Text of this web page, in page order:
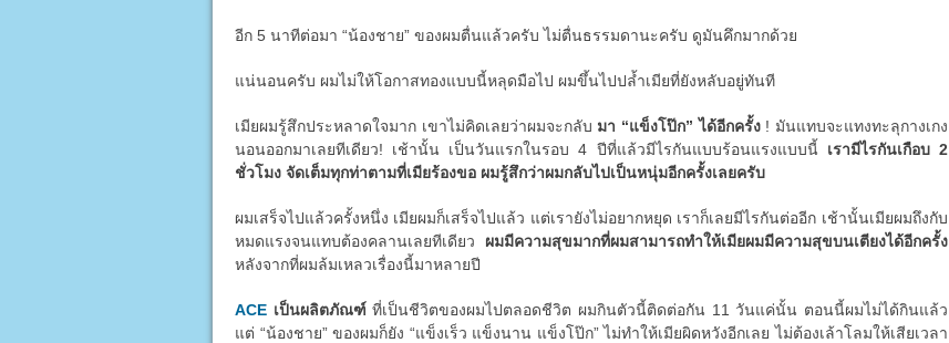
อีก 5 นาทีต่อมา “น้องชาย” ของผมตื่นแล้วครับ ไม่ตื่นธรรมดานะครับ ดูมันคึกมากด้วย
แน่นอนครับ ผมไม่ให้โอกาสทองแบบนี้หลุดมือไป ผมขึ้นไปปล้ำเมียที่ยังหลับอยู่ทันที
เมียผมรู้สึกประหลาดใจมาก เขาไม่คิดเลยว่าผมจะกลับ มา “แข็งโป๊ก” ได้อีกครั้ง ! มันแทบจะแทงทะลุกางเกง
นอนออกมาเลยทีเดียว! เช้านั้น เป็นวันแรกในรอบ 4 ปีที่แล้วมีไรกันแบบร้อนแรงแบบนี้ เรามีไรกันเกือบ 2
ชั่วโมง จัดเต็มทุกท่าตามที่เมียร้องขอ ผมรู้สึกว่าผมกลับไปเป็นหนุ่มอีกครั้งเลยครับ
ผมเสร็จไปแล้วครั้งหนึ่ง เมียผมก็เสร็จไปแล้ว แต่เรายังไม่อยากหยุด เราก็เลยมีไรกันต่ออีก เช้านั้นเมียผมถึงกับ
หมดแรงจนแทบต้องคลานเลยทีเดียว ผมมีความสุขมากที่ผมสามารถทำให้เมียผมมีความสุขบนเตียงได้อีกครั้ง
หลังจากที่ผมล้มเหลวเรื่องนี้มาหลายปี
ACEเป็นผลิตภัณฑ์ที่เป็นชีวิตของผมไปตลอดชีวิต ผมกินตัวนี้ติดต่อกัน 11 วันแค่นั้น ตอนนี้ผมไม่ได้กินแล้ว
แต่ “น้องชาย” ของผมก็ยัง “แข็งเร็ว แข็งนาน แข็งโป๊ก” ไม่ทำให้เมียผิดหวังอีกเลย ไม่ต้องเล้าโลมให้เสียเวลา